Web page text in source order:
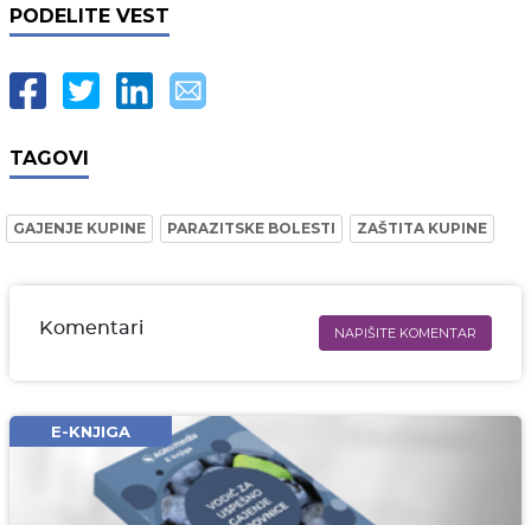
PODELITE VEST
TAGOVI
GAJENJE KUPINE PARAZITSKE BOLESTI ZAŠTITA KUPINE
Komentari NAPIŠITE KOMENTAR
Email* obavezno
Komentar* obavezno
E-KNJIGA